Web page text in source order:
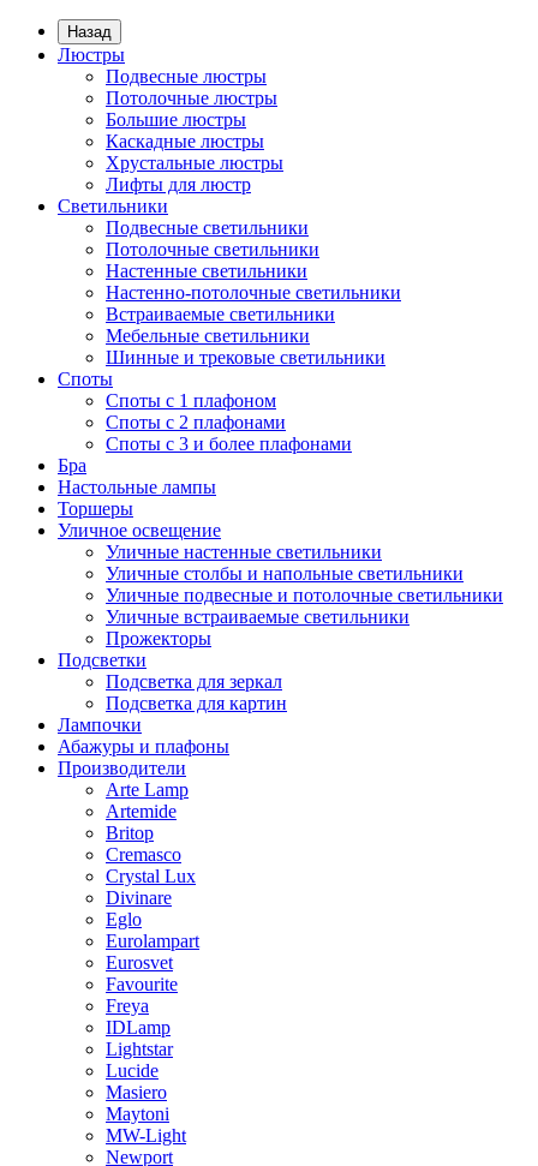
Назад
Люстры
Подвесные люстры
Потолочные люстры
Большие люстры
Каскадные люстры
Хрустальные люстры
Лифты для люстр
Светильники
Подвесные светильники
Потолочные светильники
Настенные светильники
Настенно-потолочные светильники
Встраиваемые светильники
Мебельные светильники
Шинные и трековые светильники
Споты
Споты с 1 плафоном
Споты с 2 плафонами
Споты с 3 и более плафонами
Бра
Настольные лампы
Торшеры
Уличное освещение
Уличные настенные светильники
Уличные столбы и напольные светильники
Уличные подвесные и потолочные светильники
Уличные встраиваемые светильники
Прожекторы
Подсветки
Подсветка для зеркал
Подсветка для картин
Лампочки
Абажуры и плафоны
Производители
Arte Lamp
Artemide
Britop
Cremasco
Crystal Lux
Divinare
Eglo
Eurolampart
Eurosvet
Favourite
Freya
IDLamp
Lightstar
Lucide
Masiero
Maytoni
MW-Light
Newport